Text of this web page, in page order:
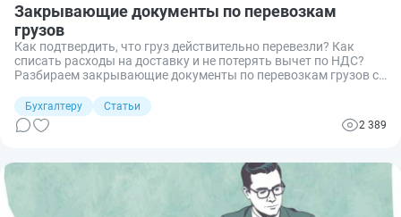
Закрывающие документы по перевозкам
грузов
Как подтвердить, что груз действительно перевезли? Как
списать расходы на доставку и не потерять вычет по НДС?
Разбираем закрывающие документы по перевозкам грузов с
Бухгалтеру
Статьи
2 389